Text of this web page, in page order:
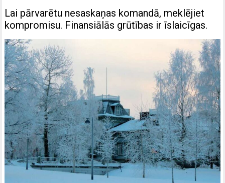
Lai pārvarētu nesaskaņas komandā, meklējiet
kompromisu. Finansiālās grūtības ir īslaicīgas.